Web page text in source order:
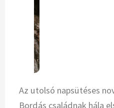
Az utolsó napsütéses
Bordás családnak hála